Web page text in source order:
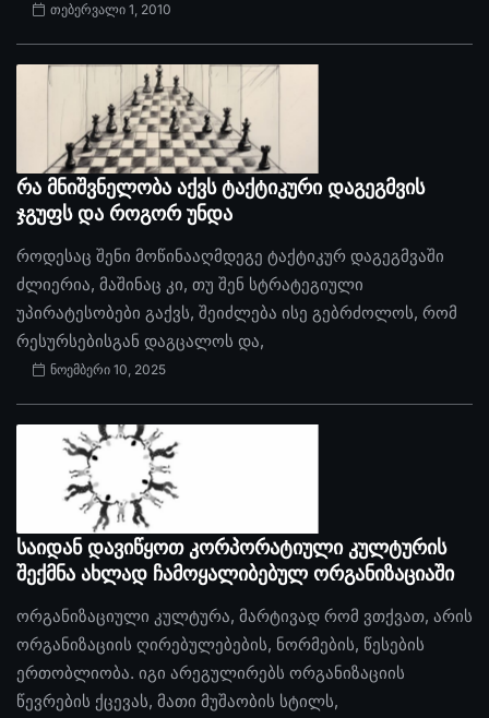
თებერვალი 1, 2010
რა მნიშვნელობა აქვს ტაქტიკური დაგეგმვის
ჯგუფს და როგორ უნდა
როდესაც შენი მოწინააღმდეგე ტაქტიკურ დაგეგმვაში
ძლიერია, მაშინაც კი, თუ შენ სტრატეგიული
უპირატესობები გაქვს, შეიძლება ისე გებრძოლოს, რომ
რესურსებისგან დაგცალოს და,
ნოემბერი 10, 2025
საიდან დავიწყოთ კორპორატიული კულტურის
შექმნა ახლად ჩამოყალიბებულ ორგანიზაციაში
ორგანიზაციული კულტურა, მარტივად რომ ვთქვათ, არის
ორგანიზაციის ღირებულებების, ნორმების, წესების
ერთობლიობა. იგი არეგულირებს ორგანიზაციის
წევრების ქცევას, მათი მუშაობის სტილს,